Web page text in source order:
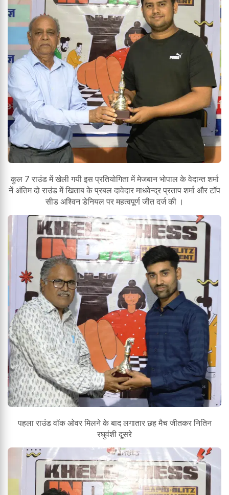
कुल 7 राउंड में खेली गयी इस प्रतियोगिता में मेजबान भोपाल के वेदान्त शर्मा
नें अंतिम दो राउंड में खिताब के प्रबल दावेदार माधवेन्द्र प्रताप शर्मा और टॉप
सीड अश्विन डेनियल पर महत्वपूर्ण जीत दर्ज की ।
पहला राउंड वॉक ओवर मिलने के बाद लगातार छह मैच जीतकर नितिन
रघुवंशी दूसरे